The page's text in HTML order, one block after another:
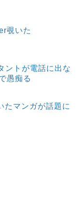
覗いた
ントが電話に出な
愚痴る
たマンガが話題に